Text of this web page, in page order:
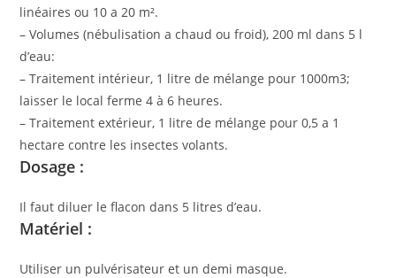
linéaires ou 10 a 20 m².
– Volumes (nébulisation a chaud ou froid), 200 ml dans 5 l
d’eau:
– Traitement intérieur, 1 litre de mélange pour 1000m3;
laisser le local ferme 4 à 6 heures.
– Traitement extérieur, 1 litre de mélange pour 0,5 a 1
hectare contre les insectes volants.
Dosage :
Il faut diluer le flacon dans 5 litres d’eau.
Matériel :
Utiliser un pulvérisateur et un demi masque.